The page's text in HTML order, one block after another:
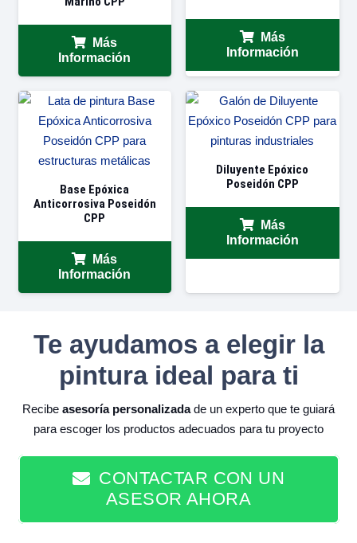
Más
Información
Más
Información
Base Epóxica
Anticorrosiva Poseidón
CPP
Más
Información
Diluyente Epóxico
Poseidón CPP
Más
Información
Te ayudamos a elegir la
pintura ideal para ti
Recibe asesoría personalizadade un experto que te guiará
para escoger los productos adecuados para tu proyecto
CONTACTAR CON UN
ASESOR AHORA